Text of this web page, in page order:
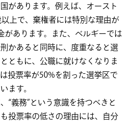
があります。例えば、オースト
上で、棄権者には特別な理由が
があります。また、ベルギーでは
かあると同時に、度重なると選
ともに、公職に就けなくなりま
投票率が50%を割った選挙区で
ます。
“義務”という意識を持つべきと
投票率の低さの理由には、自分